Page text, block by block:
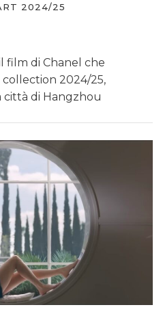
2024/25
film di Chanel che
collection 2024/25,
città di Hangzhou